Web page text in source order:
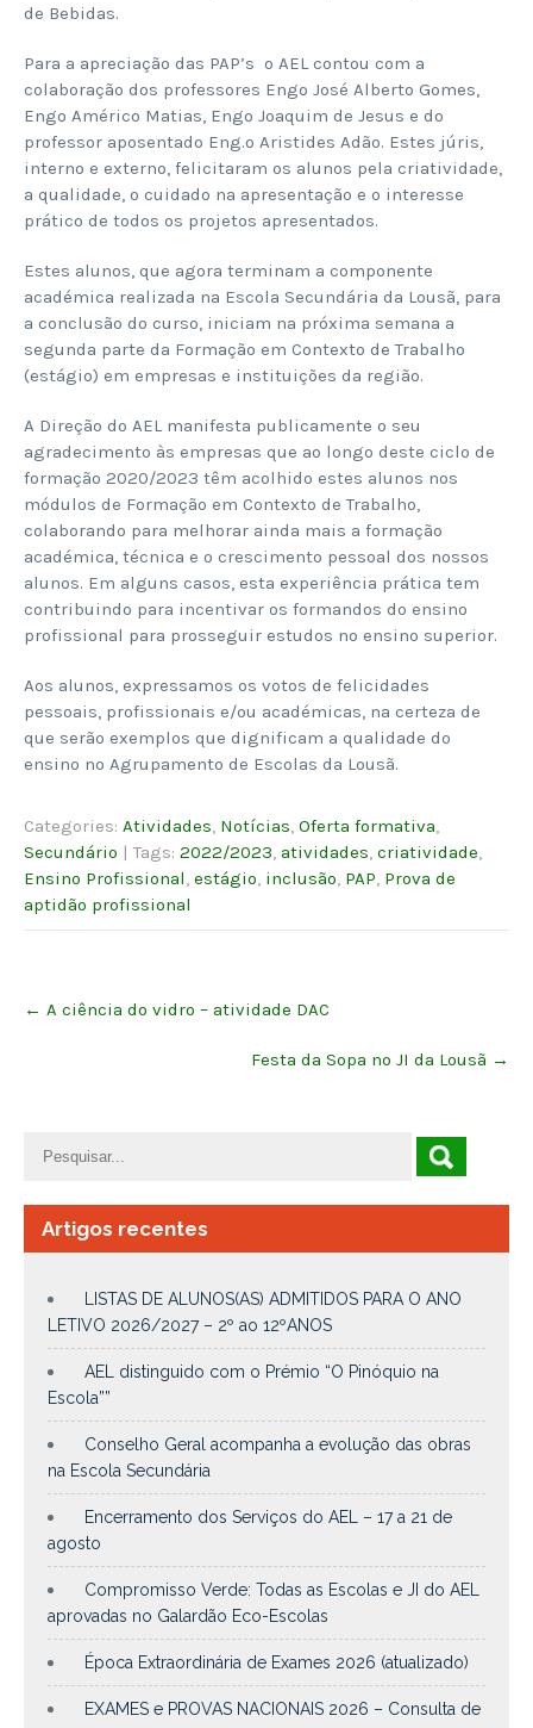
de Bebidas.
Para a apreciação das PAP’s o AEL contou com a
colaboração dos professores Engº José Alberto Gomes,
Engº Américo Matias, Engº Joaquim de Jesus e do
professor aposentado Eng.º Aristides Adão. Estes júris,
interno e externo, felicitaram os alunos pela criatividade,
a qualidade, o cuidado na apresentação e o interesse
prático de todos os projetos apresentados.
Estes alunos, que agora terminam a componente
académica realizada na Escola Secundária da Lousã, para
a conclusão do curso, iniciam na próxima semana a
segunda parte da Formação em Contexto de Trabalho
(estágio) em empresas e instituições da região.
A Direção do AEL manifesta publicamente o seu
agradecimento às empresas que ao longo deste ciclo de
formação 2020/2023 têm acolhido estes alunos nos
módulos de Formação em Contexto de Trabalho,
colaborando para melhorar ainda mais a formação
académica, técnica e o crescimento pessoal dos nossos
alunos. Em alguns casos, esta experiência prática tem
contribuindo para incentivar os formandos do ensino
profissional para prosseguir estudos no ensino superior.
Aos alunos, expressamos os votos de felicidades
pessoais, profissionais e/ou académicas, na certeza de
que serão exemplos que dignificam a qualidade do
ensino no Agrupamento de Escolas da Lousã.
Categories: Atividades, Notícias, Oferta formativa,
Secundário | Tags: 2022/2023, atividades, criatividade,
Ensino Profissional, estágio, inclusão, PAP, Prova de
aptidão profissional
navigation
← A ciência do vidro – atividade DAC
Festa da Sopa no JI da Lousã →
Artigos recentes
LISTAS DE ALUNOS(AS) ADMITIDOS PARA O ANO
LETIVO 2026/2027 – 2º ao 12ºANOS
AEL distinguido com o Prémio “O Pinóquio na
Escola””
Conselho Geral acompanha a evolução das obras
na Escola Secundária
Encerramento dos Serviços do AEL – 17 a 21 de
agosto
Compromisso Verde: Todas as Escolas e JI do AEL
aprovadas no Galardão Eco-Escolas
Época Extraordinária de Exames 2026 (atualizado)
EXAMES e PROVAS NACIONAIS 2026 – Consulta de